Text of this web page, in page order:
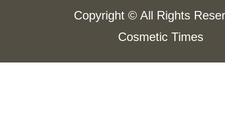
Copyright © All Rights
Cosmetic Times